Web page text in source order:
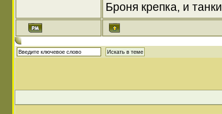
Броня крепка, и